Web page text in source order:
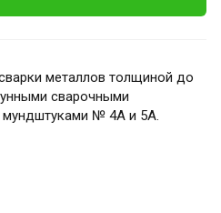
металлов толщиной до
сварочными
№ 4А и 5А.